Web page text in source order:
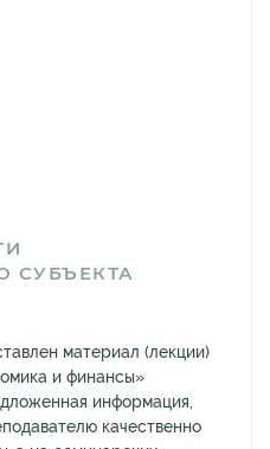
СУБЪЕКТА
материал (лекции)
и финансы»
информация,
качественно